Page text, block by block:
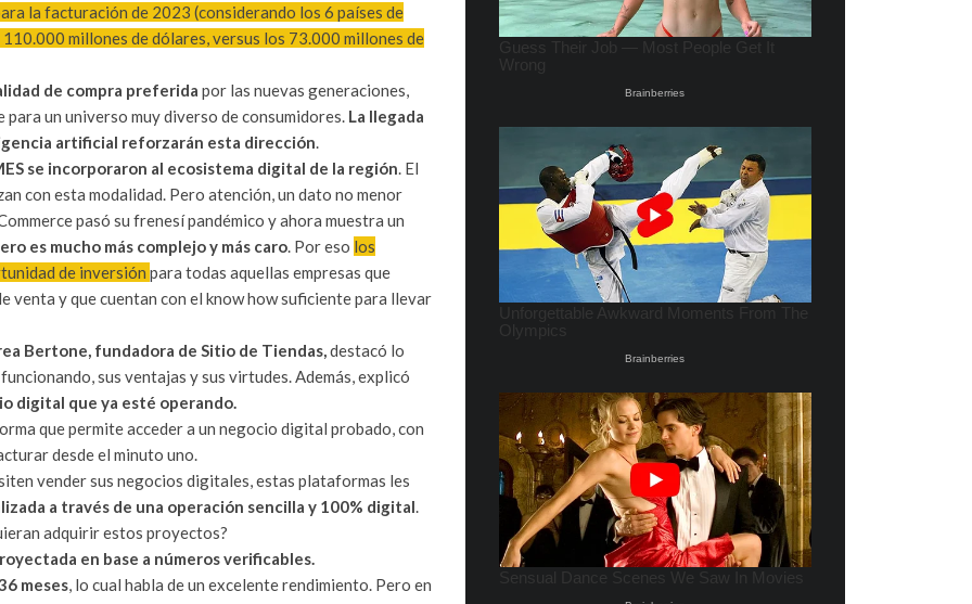
la facturación de 2023 (considerando los 6 países de
millones de dólares, versus los 73.000 millones de
de compra preferida por las nuevas generaciones,
un universo muy diverso de consumidores. La llegada
artificial reforzarán esta dirección.
se incorporaron al ecosistema digital de la región. El
con esta modalidad. Pero atención, un dato no menor
pasó su frenesí pandémico y ahora muestra un
es mucho más complejo y más caro. Por eso los
de inversión para todas aquellas empresas que
venta y que cuentan con el know how suficiente para llevar
Bertone, fundadora de Sitio de Tiendas,destacó lo
sus ventajas y sus virtudes. Además, explicó
digital que ya esté operando.
que permite acceder a un negocio digital probado, con
desde el minuto uno.
vender sus negocios digitales, estas plataformas les
a través de una operación sencilla y 100% digital.
adquirir estos proyectos?
en base a números verificables.
meses, lo cual habla de un excelente rendimiento. Pero en